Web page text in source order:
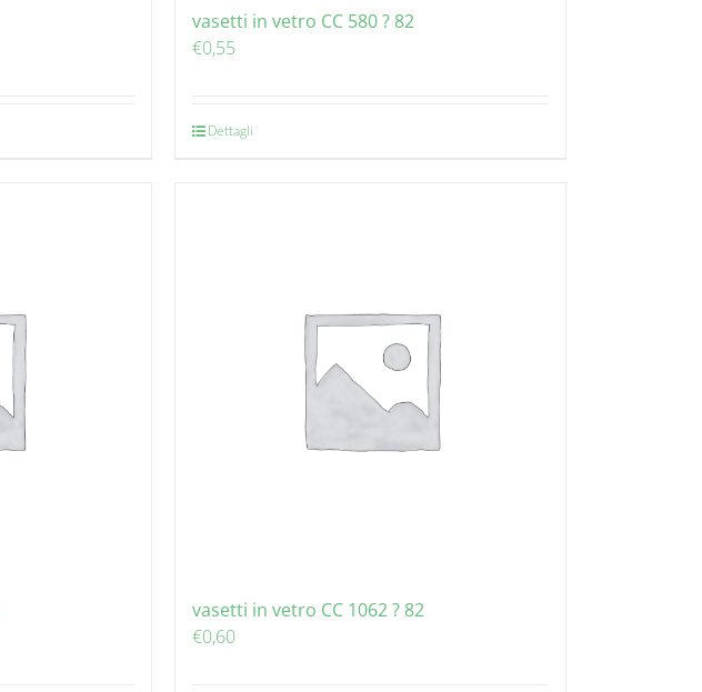
vasetti in vetro CC 580 ? 82
€0,55
Dettagli
vasetti in vetro CC 1062 ? 82
€0,60